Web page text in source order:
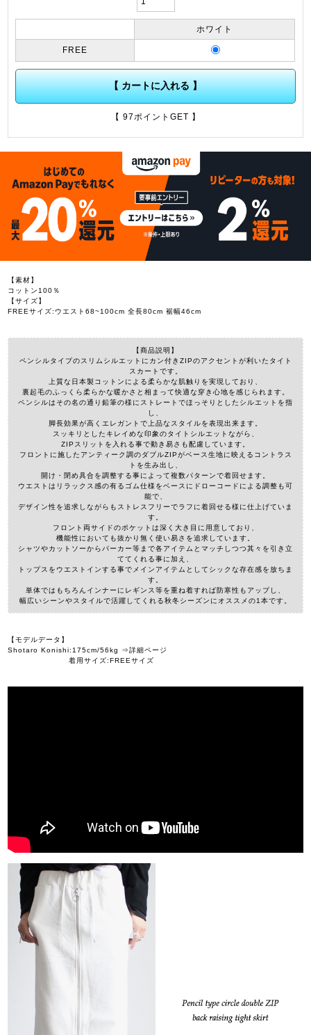
ホワイト
FREE
【 カートに入れる 】
【 97ポイントGET 】
【素材】
コットン100％
【サイズ】
FREEサイズ:ウエスト68~100cm 全長80cm 裾幅46cm
【商品説明】
ペンシルタイプのスリムシルエットにカン付きZIPのアクセントが利いたタイト
スカートです。
上質な日本製コットンによる柔らかな肌触りを実現しており、
裏起毛のふっくら柔らかな暖かさと相まって快適な穿き心地を感じられます。
ペンシルはその名の通り鉛筆の様にストレートでほっそりとしたシルエットを指
し、
脚長効果が高くエレガントで上品なスタイルを表現出来ます。
スッキリとしたキレイめな印象のタイトシルエットながら、
ZIPスリットを入れる事で動き易さも配慮しています。
フロントに施したアンティーク調のダブルZIPがベース生地に映えるコントラス
トを生み出し、
開け・閉め具合を調整する事によって複数パターンで着回せます。
ウエストはリラックス感の有るゴム仕様をベースにドローコードによる調整も可
能で、
デザイン性を追求しながらもストレスフリーでラフに着回せる様に仕上げていま
す。
フロント両サイドのポケットは深く大き目に用意しており、
機能性においても抜かり無く使い易さを追求しています。
シャツやカットソーからパーカー等まで各アイテムとマッチしつつ其々を引き立
ててくれる事に加え、
トップスをウエストインする事でメインアイテムとしてシックな存在感を放ちま
す。
単体ではもちろんインナーにレギンス等を重ね着すれば防寒性もアップし、
幅広いシーンやスタイルで活躍してくれる秋冬シーズンにオススメの1本です。
【モデルデータ】
Shotaro Konishi:175cm/56kg ⇒詳細ページ
着用サイズ:FREEサイズ